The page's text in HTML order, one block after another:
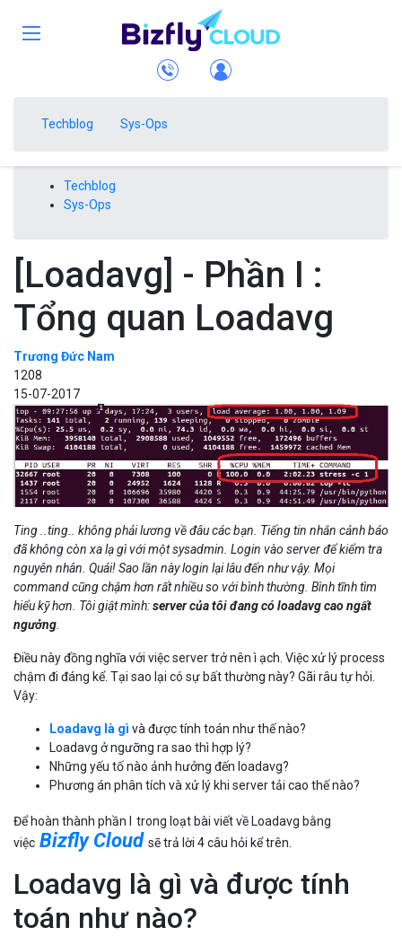
Techblog Sys-Ops
Techblog
Sys-Ops
[Loadavg] - Phần I :
Tổng quan Loadavg
Trương Đức Nam
1208
15-07-2017
Ting ..ting.. không phải lương về đâu các bạn. Tiếng tin nhắn cảnh báo
đã không còn xa lạ gì với một sysadmin. Login vào server để kiểm tra
nguyên nhân. Quái! Sao lần này login lại lâu đến như vậy. Mọi
command cũng chậm hơn rất nhiều so với bình thường. Bình tĩnh tìm
hiểu kỹ hơn. Tôi giật mình:server của tôi đang có loadavg cao ngất
ngưởng
Điều này đồng nghĩa với việc server trở nên ì ạch. Việc xử lý process
chậm đi đáng kể. Tại sao lại có sự bất thường này? Gãi râu tự hỏi.
Vậy:
Loadavg là gì và được tính toán như thế nào?
Loadavg ở ngưỡng ra sao thì hợp lý?
Những yếu tố nào ảnh hưởng đến loadavg?
Phương án phân tích và xử lý khi server tải cao thế nào?
Để hoàn thành phần I
trong loạt bài viết về Loadavg bằng
việc Bizfly Cloud sẽ trả lời 4 câu hỏi kể trên.
Loadavg là gì và được tính
toán như nào?